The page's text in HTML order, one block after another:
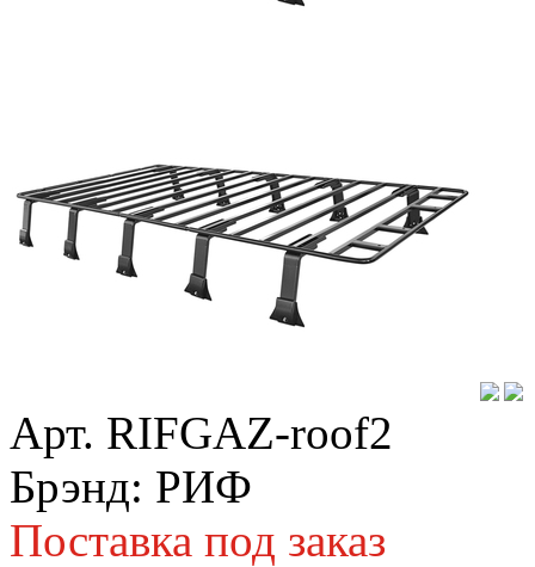
Арт. RIFGAZ-roof2
Брэнд: РИФ
Поставка под заказ